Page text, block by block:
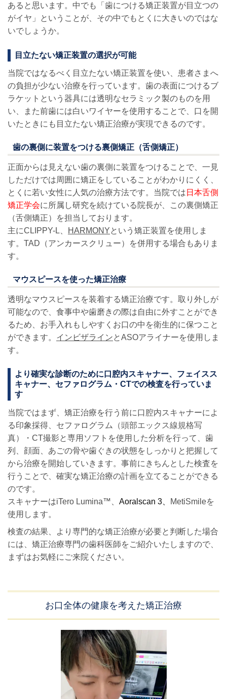
あると思います。中でも「歯につける矯正装置が目立つの
がイヤ」ということが、その中でもとくに大きいのではな
いでしょうか。
目立たない矯正装置の選択が可能
当院ではなるべく目立たない矯正装置を使い、患者さまへ
の負担が少ない治療を行っています。歯の表面につけるブ
ラケットという器具には透明なセラミック製のものを用
い、また前歯には白いワイヤーを使用することで、口を開
いたときにも目立たない矯正治療が実現できるのです。
歯の裏側に装置をつける裏側矯正（舌側矯正）
正面からは見えない歯の裏側に装置をつけることで、一見
しただけでは周囲に矯正をしていることがわかりにくく、
とくに若い女性に人気の治療方法です。当院では 日本舌側
矯正学会に所属し研究を続けている院長が、この裏側矯正
（舌側矯正）を担当しております。
主にCLIPPY-L、
HARMONYという矯正装置を使用しま
す。TAD（アンカースクリュー）を併用する場合もありま
す。
マウスピースを使った矯正治療
透明なマウスピースを装着する矯正治療です。取り外しが
可能なので、食事中や歯磨きの際は自由に外すことができ
るため、お手入れもしやすくお口の中を衛生的に保つこと
ができます。 インビザラインとASOアライナーを使用しま
す。
より確実な診断のために口腔内スキャナー、フェイスス
キャナー、セファログラム・CTでの検査を行っていま
す
当院ではまず、矯正治療を行う前に口腔内スキャナーによ
る印象採得、セファログラム
（頭部エックス線規格写
真）
・CT撮影と専用ソフトを使用した分析を行って、歯
列、顔面、あごの骨や歯ぐきの状態をしっかりと把握して
から治療を開始していきます。事前にきちんとした検査を
行うことで、確実な矯正治療の計画を立てることができる
のです。
スキャナーはiTero Lumina™、 Aoralscan 3、
MetiSmileを
使用します。
検査の結果、より専門的な矯正治療が必要と判断した場合
には、矯正治療専門の歯科医師をご紹介いたしますので、
まずはお気軽にご来院ください。
お口全体の健康を考えた矯正治療